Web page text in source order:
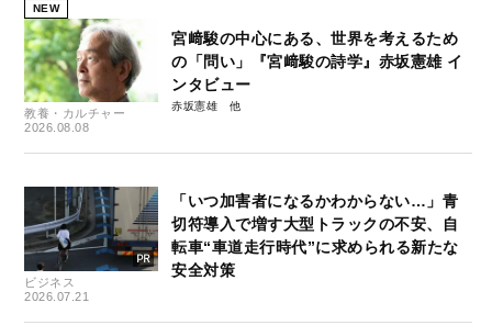
NEW
教養・カルチャー
2026.08.08
宮﨑駿の中心にある、世界を考えるため
の「問い」『宮﨑駿の詩学』赤坂憲雄 イ
ンタビュー
赤坂憲雄
ビジネス
2026.07.21
「いつ加害者になるかわからない…」青
切符導入で増す大型トラックの不安、自
転車“車道走行時代”に求められる新たな
安全対策